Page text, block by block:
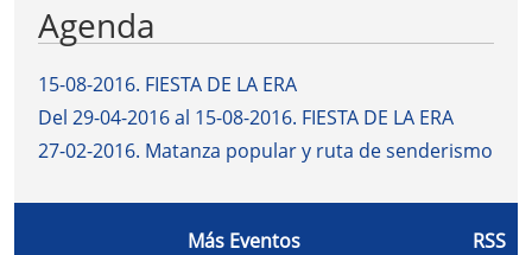
Agenda
15-08-2016. FIESTA DE LA ERA
Del 29-04-2016 al 15-08-2016. FIESTA DE LA ERA
27-02-2016. Matanza popular y ruta de senderismo
Más Eventos RSS